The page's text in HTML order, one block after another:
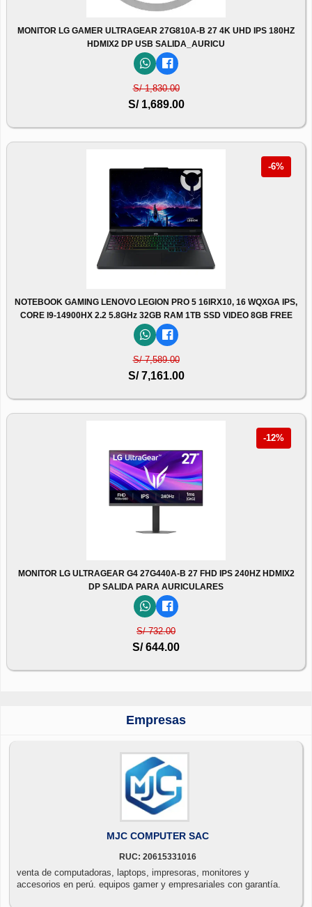
MONITOR LG GAMER ULTRAGEAR 27G810A-B 27 4K UHD IPS 180HZ
HDMIX2 DP USB SALIDA_AURICU
S/ 1,830.00
S/ 1,689.00
-6%
NOTEBOOK GAMING LENOVO LEGION PRO 5 16IRX10, 16 WQXGA IPS,
CORE I9-14900HX 2.2 5.8GHz 32GB RAM 1TB SSD VIDEO 8GB FREE
S/ 7,589.00
S/ 7,161.00
-12%
MONITOR LG ULTRAGEAR G4 27G440A-B 27 FHD IPS 240HZ HDMIX2
DP SALIDA PARA AURICULARES
S/ 732.00
S/ 644.00
Empresas
MJC COMPUTER SAC
RUC: 20615331016
venta de computadoras, laptops, impresoras, monitores y
accesorios en perú. equipos gamer y empresariales con garantía.